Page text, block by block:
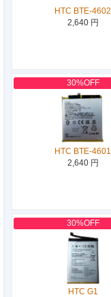
HTC BTE-4602
2,640 円
30%OFF
HTC BTE-4601
2,640 円
30%OFF
HTC G1